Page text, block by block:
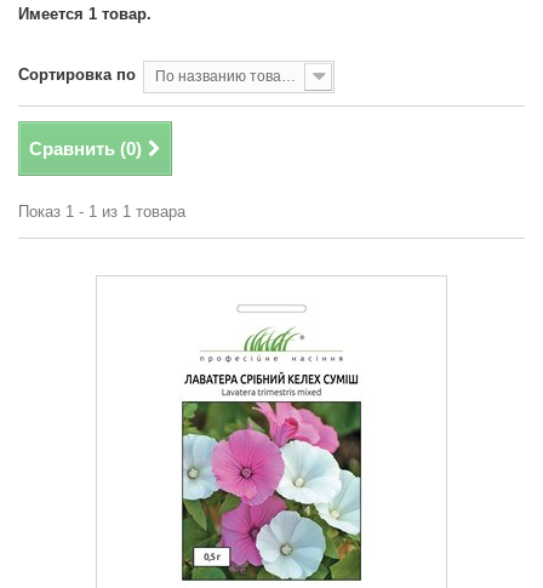
Имеется 1 товар.
Сортировка по По названию товара, от А до Я
Сравнить (0)
Показ 1 - 1 из 1 товара